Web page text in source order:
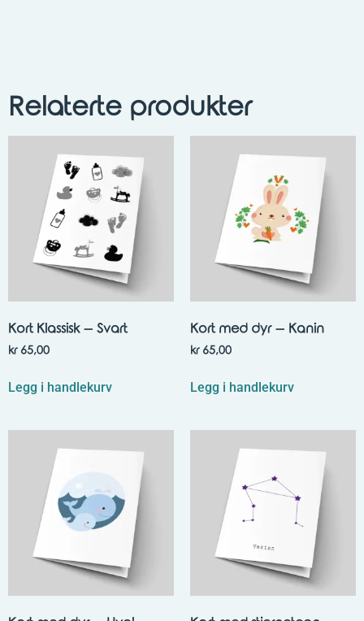
Relaterte produkter
Kort Klassisk – Svart
kr65,00
Legg i handlekurv
Kort med dyr – Kanin
kr65,00
Legg i handlekurv